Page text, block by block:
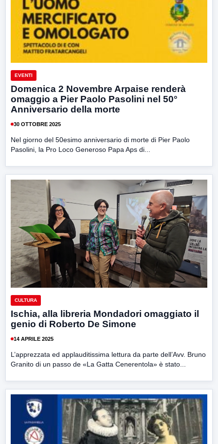
EVENTI
Domenica 2 Novembre Arpaise renderà
omaggio a Pier Paolo Pasolini nel 50°
Anniversario della morte
30 OTTOBRE 2025
Nel giorno del 50esimo anniversario di morte di Pier Paolo
Pasolini, la Pro Loco Generoso Papa Aps di...
CULTURA
Ischia, alla libreria Mondadori omaggiato il
genio di Roberto De Simone
14 APRILE 2025
L’apprezzata ed applauditissima lettura da parte dell’Avv. Bruno
Granito di un passo de «La Gatta Cenerentola» è stato...